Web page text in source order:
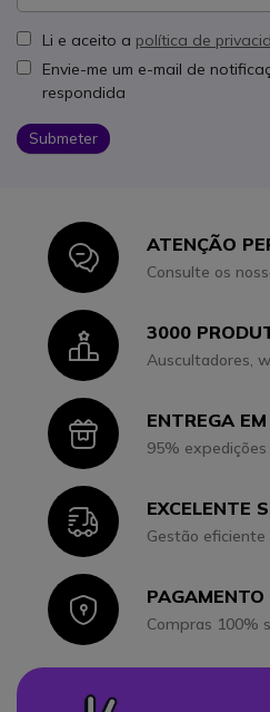
Li e aceito a política de
Envie-me um e-mail de
respondida
Submeter
IconATENÇÃO
Consulte os
Icon3000
Auscultadores,
IconENTREGA
95%
IconEXCELENTE
Gestão eficiente
IconPAGAMENTO
Compras 100%